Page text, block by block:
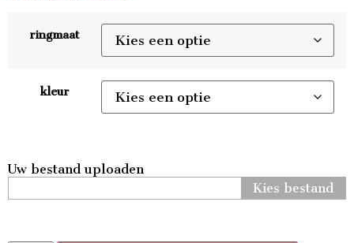
ringmaat
kleur
Uw bestand uploaden
Kies bestand